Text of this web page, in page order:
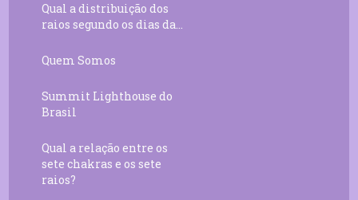
Qual a distribuição dos
raios segundo os dias da...
Quem Somos
Summit Lighthouse do
Brasil
Qual a relação entre os
sete chakras e os sete
raios?